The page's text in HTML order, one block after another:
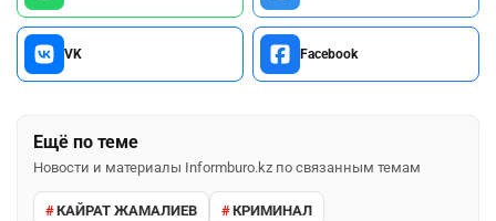
VK Facebook
Ещё по теме
Новости и материалы Informburo.kz по связанным темам
КАЙРАТ ЖАМАЛИЕВ КРИМИНАЛ